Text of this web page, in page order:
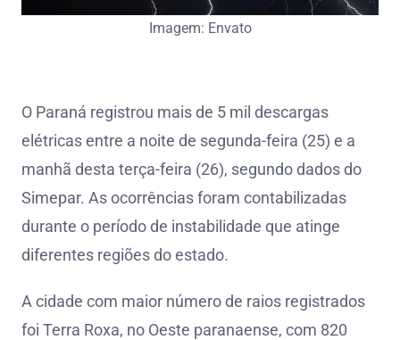
Imagem: Envato
O Paraná registrou mais de 5 mil descargas
elétricas entre a noite de segunda-feira (25) e a
manhã desta terça-feira (26), segundo dados do
Simepar. As ocorrências foram contabilizadas
durante o período de instabilidade que atinge
diferentes regiões do estado.
A cidade com maior número de raios registrados
foi Terra Roxa, no Oeste paranaense, com 820